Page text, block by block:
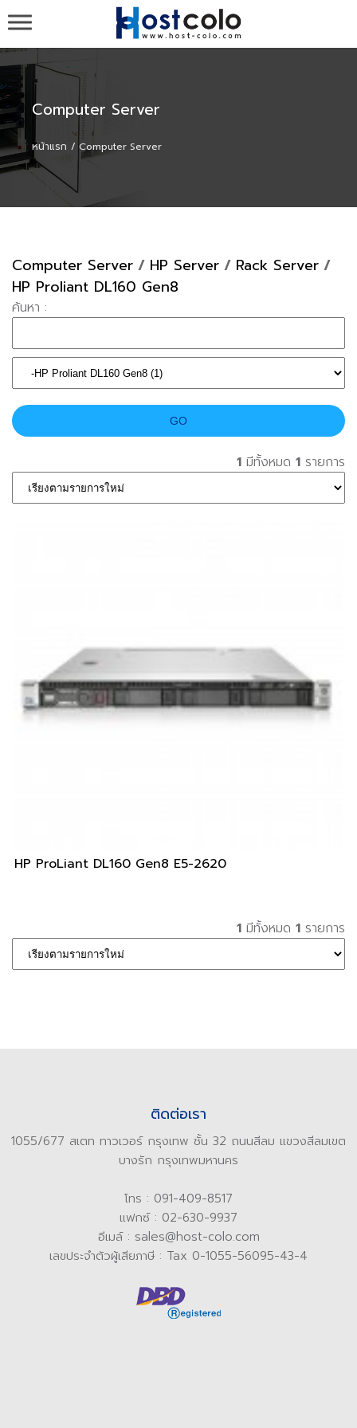
รับวาง Server ,รับวาง Colo , ขาย Server ,colocation
co-location ที่ cat-idc กสท , Web Hosting Domain เว็บ
โฮสติ้ง จดโดเมน - HOST-COLO.com
Computer Server
หน้าแรก Computer Server
Computer Server / HP Server / Rack Server /
HP Proliant DL160 Gen8
ค้นหา :
1 มีทั้งหมด 1 รายการ
HP ProLiant DL160 Gen8 E5-2620
1 มีทั้งหมด 1 รายการ
ติดต่อเรา
1055/677 สเตท ทาวเวอร์ กรุงเทพ ชั้น 32 ถนนสีลม แขวงสีลมเขต
บางรัก กรุงเทพมหานคร
โทร : 091-409-8517
แฟกซ์ : 02-630-9937
อีเมล์ : sales@host-colo.com
เลขประจำตัวผู้เสียภาษี : Tax 0-1055-56095-43-4